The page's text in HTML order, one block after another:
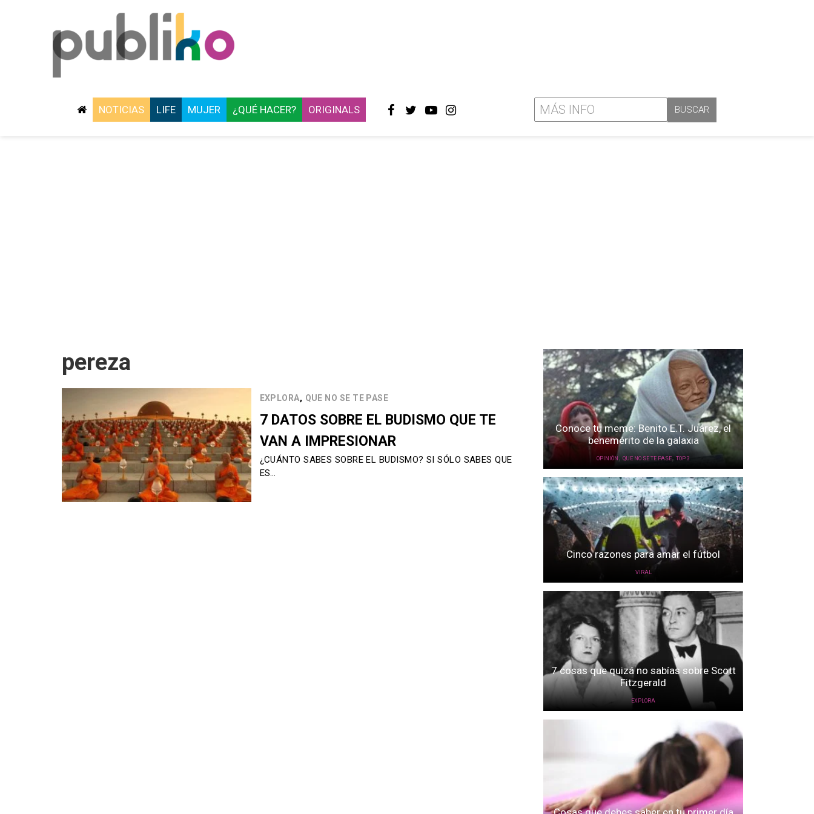
NOTICIAS LIFE MUJER ¿QUÉ HACER? ORIGINALS
pereza
EXPLORA, QUE NO SE TE PASE
7 DATOS SOBRE EL BUDISMO QUE TE
VAN A IMPRESIONAR
¿CUÁNTO SABES SOBRE EL BUDISMO? SI SÓLO SABES QUE
ES…
Conoce tu meme: Benito E.T. Juárez, el
benemérito de la galaxia
OPINIÓN QUE NO SE TE PASE, TOP 3
Cinco razones para amar el fútbol
VIRAL
7 cosas que quizá no sabías sobre Scott
Fitzgerald
EXPLORA